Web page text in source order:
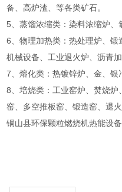
备、高炉渣、等各类矿石。
5、蒸馏浓缩类：染料浓缩炉、
6、物理加热类：热处理炉、
机械设备、工业退火炉、沥青
7、熔化类：热镀锌炉、金、银
8、培烧类：工业窑炉、焚烧
窑、多空推板窑、锻造窑、退火
铜山县环保颗粒燃烧机热能设备